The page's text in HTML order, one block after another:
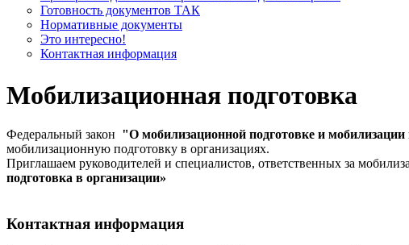
Готовность документов ТАК
Нормативные документы
Это интересно!
Контактная информация
Мобилизационная подготовка
Федеральный закон "О мобилизационной подготовке и
мобилизационную подготовку в организациях.
Приглашаем руководителей и специалистов, ответственных за
подготовка в организации»
Контактная информация